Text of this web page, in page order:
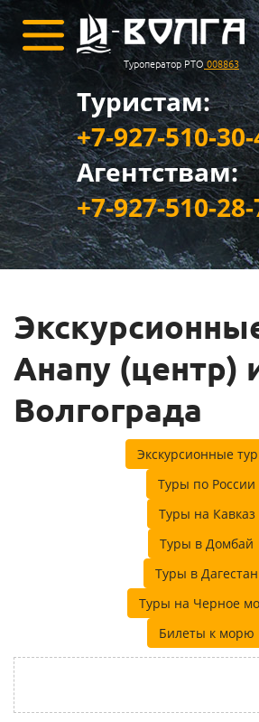
Туроператор РТО 008863
Туристам:
+7-927-510-
Агентствам:
+7-927-510-
Анапу (центр)
Волгограда
Экскурсионные
Туры по России
Туры на Кавказ
Туры в Домбай
Туры в Дагестан
Туры на Черное
Билеты к морю